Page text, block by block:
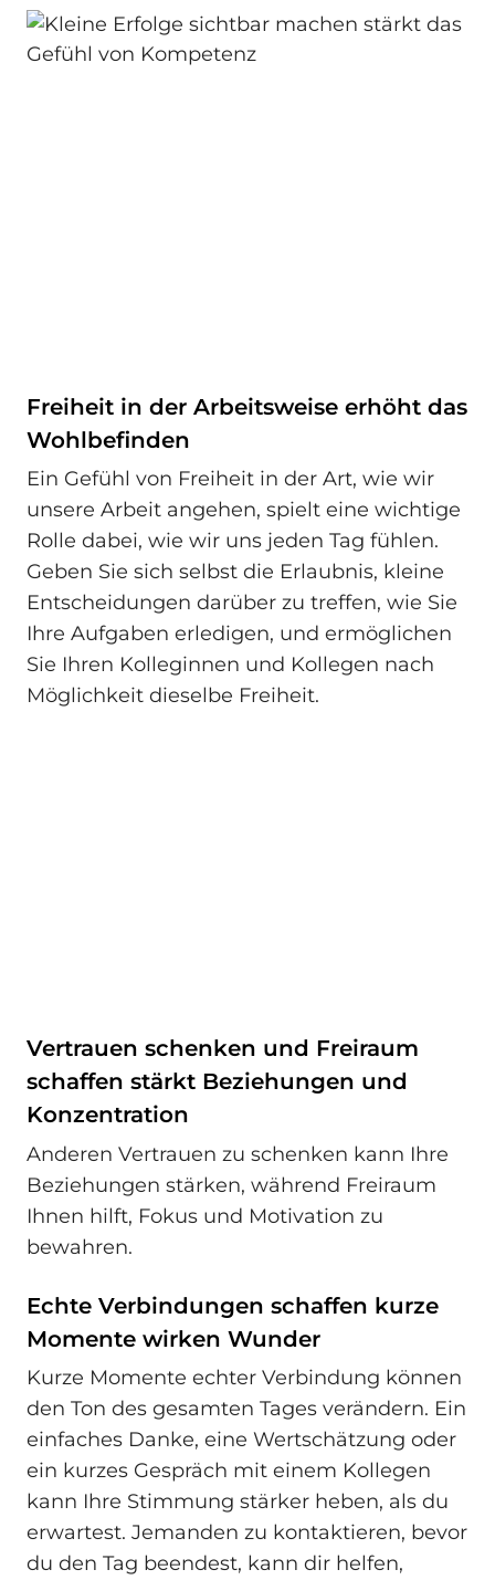
Freiheit in der Arbeitsweise erhöht das
Wohlbefinden
Ein Gefühl von Freiheit in der Art, wie wir
unsere Arbeit angehen, spielt eine wichtige
Rolle dabei, wie wir uns jeden Tag fühlen.
Geben Sie sich selbst die Erlaubnis, kleine
Entscheidungen darüber zu treffen, wie Sie
Ihre Aufgaben erledigen, und ermöglichen
Sie Ihren Kolleginnen und Kollegen nach
Möglichkeit dieselbe Freiheit.
Vertrauen schenken und Freiraum
schaffen stärkt Beziehungen und
Konzentration
Anderen Vertrauen zu schenken kann Ihre
Beziehungen stärken, während Freiraum
Ihnen hilft, Fokus und Motivation zu
bewahren.
Echte Verbindungen schaffen kurze
Momente wirken Wunder
Kurze Momente echter Verbindung können
den Ton des gesamten Tages verändern. Ein
einfaches Danke, eine Wertschätzung oder
ein kurzes Gespräch mit einem Kollegen
kann Ihre Stimmung stärker heben, als du
erwartest. Jemanden zu kontaktieren, bevor
du den Tag beendest, kann dir helfen,